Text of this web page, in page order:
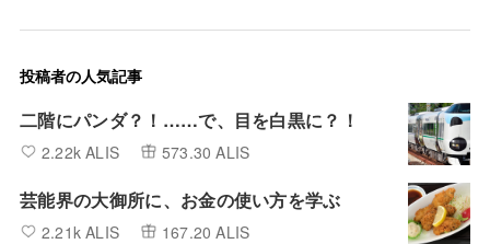
投稿者の人気記事
二階にパンダ？！……で、目を白黒に？！
2.22k ALIS 573.30 ALIS
芸能界の大御所に、お金の使い方を学ぶ
2.21k ALIS 167.20 ALIS